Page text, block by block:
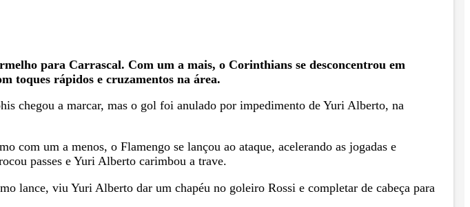
para Carrascal. Com um a mais, o Corinthians se desconcentrou em
toques rápidos e cruzamentos na área.
chegou a marcar, mas o gol foi anulado por impedimento de Yuri Alberto, na
com um a menos, o Flamengo se lançou ao ataque, acelerando as jogadas e
passes e Yuri Alberto carimbou a trave.
lance, viu Yuri Alberto dar um chapéu no goleiro Rossi e completar de cabeça para